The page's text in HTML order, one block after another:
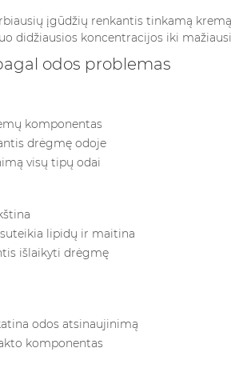
įgūdžių renkantis tinkamą
didžiausios koncentracijos iki
odos problemas
komponentas
drėgmę odoje
visų tipų odai
lipidų ir maitina
išlaikyti drėgmę
odos atsinaujinimą
komponentas